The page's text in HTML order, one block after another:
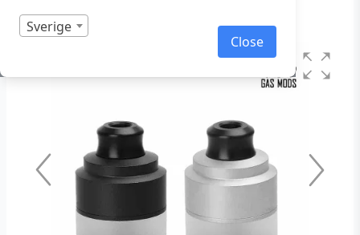
Sverige
Close
Slut i lager